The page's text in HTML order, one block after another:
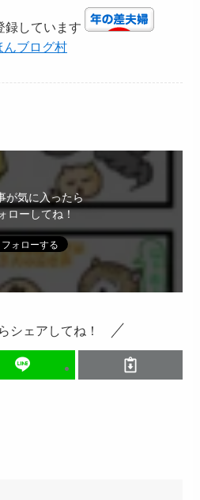
録しています
んブログ村
が気に入ったら
ローしてね！
シェアしてね！